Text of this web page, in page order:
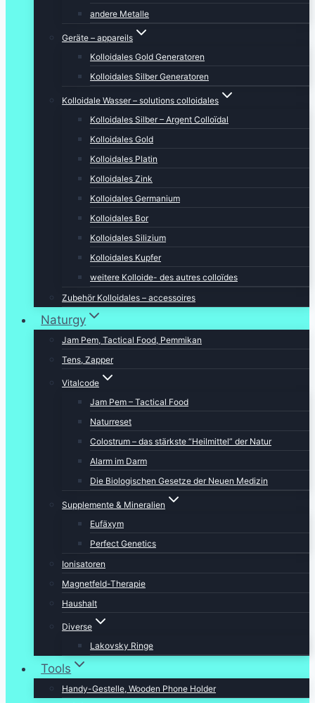
andere Metalle
Geräte – appareils
Kolloidales Gold Generatoren
Kolloidales Silber Generatoren
Kolloidale Wasser – solutions colloidales
Kolloidales Silber – Argent Colloïdal
Kolloidales Gold
Kolloidales Platin
Kolloidales Zink
Kolloidales Germanium
Kolloidales Bor
Kolloidales Silizium
Kolloidales Kupfer
weitere Kolloide- des autres colloïdes
Zubehör Kolloidales – accessoires
Naturgy
Jam Pem, Tactical Food, Pemmikan
Tens, Zapper
Vitalcode
Jam Pem – Tactical Food
Naturreset
Colostrum – das stärkste “Heilmittel” der Natur
Alarm im Darm
Die Biologischen Gesetze der Neuen Medizin
Supplemente & Mineralien
Eufäxym
Perfect Genetics
Ionisatoren
Magnetfeld-Therapie
Haushalt
Diverse
Lakovsky Ringe
Tools
Handy-Gestelle, Wooden Phone Holder